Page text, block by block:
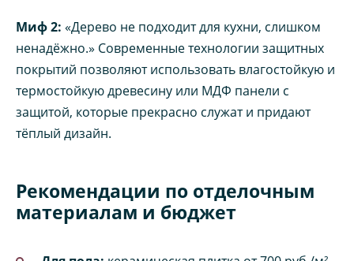
Миф 2: «Дерево не подходит для кухни, слишком
ненадёжно.» Современные технологии защитных
покрытий позволяют использовать влагостойкую и
термостойкую древесину или МДФ панели с
защитой, которые прекрасно служат и придают
тёплый дизайн.
Рекомендации по отделочным
материалам и бюджет